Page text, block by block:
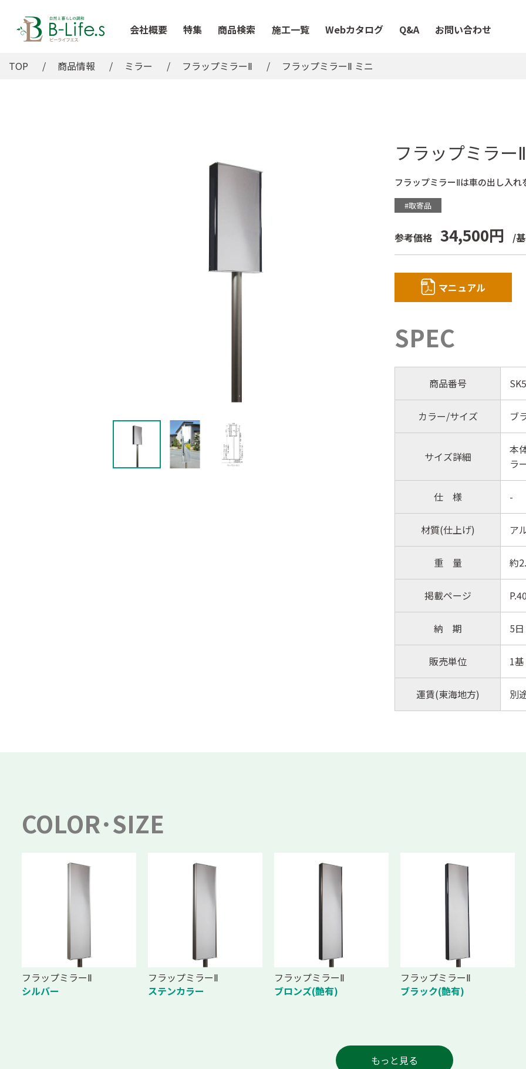
会社概要 特集 商品検索 施工一覧 Webカタログ Q&A お問い合わせ
TOP 商品情報 ミラー フラップミラーⅡ フラップミラーⅡ ミニ
フラップミラー
フラップミラーⅡは車の出し入れ
#取寄品
参考価格 34,500円 /基
マニュアル
SPEC
商品番号
カラー/サイズ ブ
サイズ詳細
本
ラ
仕 様 -
材質(仕上げ) ア
重 量 約
掲載ページ
納 期 5日
販売単位 1基
運賃(東海地方) 別
COLOR･SIZE
フラップミラーⅡ
シルバー
フラップミラーⅡ
ステンカラー
フラップミラーⅡ
ブロンズ(艶有)
フラップミラーⅡ
ブラック(艶有)
もっと見る